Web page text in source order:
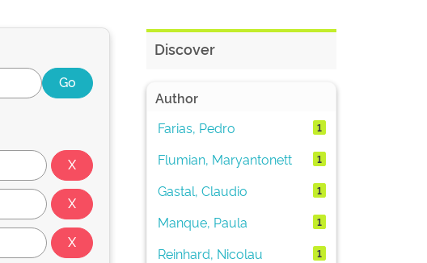
Discover
Author
Farias, Pedro
1
Flumian, Maryantonett 1
Gastal, Claudio 1
Manque, Paula 1
Reinhard, Nicolau 1